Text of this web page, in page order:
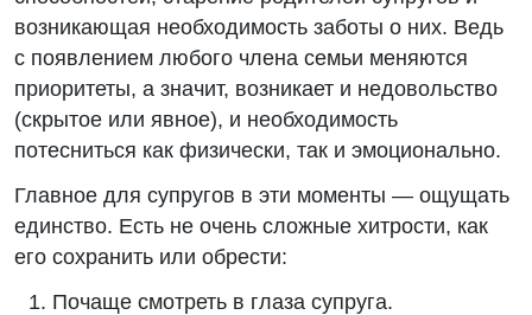
возникающая необходимость заботы о них. Ведь
с появлением любого члена семьи меняются
приоритеты, а значит, возникает и недовольство
(скрытое или явное), и необходимость
потесниться как физически, так и эмоционально.
Главное для супругов в эти моменты — ощущать
единство. Есть не очень сложные хитрости, как
его сохранить или обрести:
Почаще смотреть в глаза супруга.